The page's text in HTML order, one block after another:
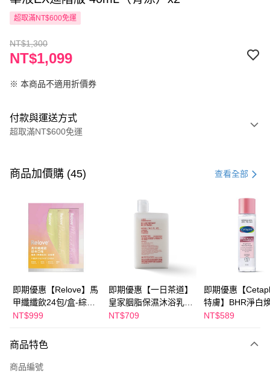
超取滿NT$600免運
NT$1,300
NT$1,099
※ 本商品不適用折價券
付款與運送方式
超取滿NT$600免運
信用卡一次付款
Apple Pay
街口支付
悠遊付
Google Pay
AFTEE先享後付
相關說明
商品加價購 (45) 查看全部
即期優惠【Relove】馬
甲纖纖飲24包/盒-綜合
口味(效期2027-01-22)
NT$999
即期優惠【一日茶道】
皇家胭脂保濕沐浴乳
600ml 效期2027/2/19
NT$709
即期優惠【
特膚】BHR淨白
妝水 150mL 效期
NT$589
商品特色
商品編號